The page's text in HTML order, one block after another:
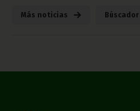
Más noticias Búscador